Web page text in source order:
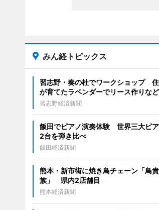
みん経トピックス
習志野・奏の杜でワークショップ
が育てたラベンダーでリース作りなど
習志野経済新聞
飯田でピアノ演奏体験 世界三大ピ
2台を弾き比べ
飯田経済新聞
熊本・新市街に焼き鳥チェーン「鳥貴
族」 県内2店舗目
熊本経済新聞